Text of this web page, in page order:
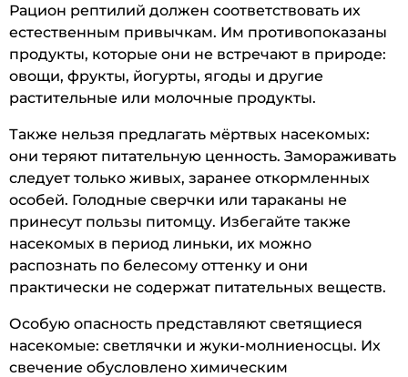
Рацион рептилий должен соответствовать их
естественным привычкам. Им противопоказаны
продукты, которые они не встречают в природе:
овощи, фрукты, йогурты, ягоды и другие
растительные или молочные продукты.
Также нельзя предлагать мёртвых насекомых:
они теряют питательную ценность. Замораживать
следует только живых, заранее откормленных
особей. Голодные сверчки или тараканы не
принесут пользы питомцу. Избегайте также
насекомых в период линьки, их можно
распознать по белесому оттенку и они
практически не содержат питательных веществ.
Особую опасность представляют светящиеся
насекомые: светлячки и жуки-молниеносцы. Их
свечение обусловлено химическим